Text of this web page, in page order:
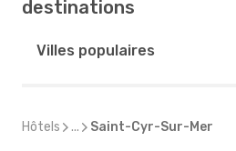
destinations
Villes populaires
Hôtels ... Saint-Cyr-Sur-Mer